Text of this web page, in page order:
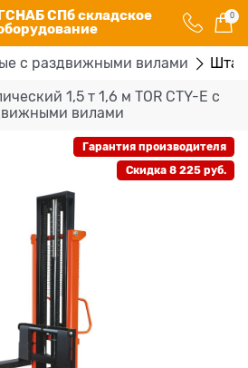
СПб складское
0
с раздвижными вилами
1,5 т 1,6 м TOR CTY-E с
вилами
Гарантия производителя
Скидка 8 225 руб.